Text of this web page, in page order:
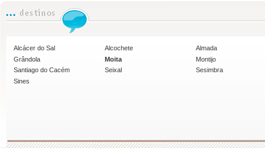
Alcácer do Sal Alcochete
Almada
Grândola
Moita
Montijo
Santiago do Cacém
Seixal
Sesimbra
Sines